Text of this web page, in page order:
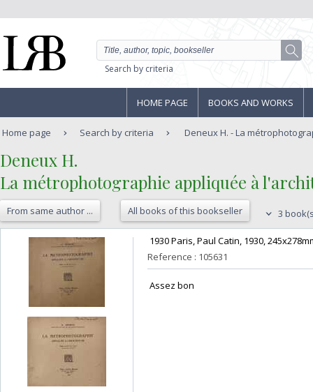
Search by criteria
HOME PAGE BOOKS AND WORKS
Home page Search by criteria Deneux H. - La
‎Deneux H.‎
‎La métrophotographie appliquée à
From same author ... All books of this bookseller 3
1930 Paris, Paul Catin, 1930,
Reference : 105631
‎ Assez bon ‎